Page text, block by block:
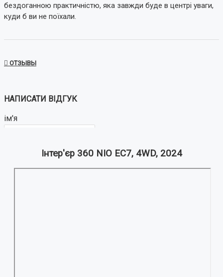
бездоганною практичністю, яка завжди буде в центрі уваги,
куди б ви не поїхали.
ОТЗЫВЫ
НАПИСАТИ ВІДГУК
ім'я
Ваш відгук:Інтер'єр 360 NIO EC7, 4WD, 2024